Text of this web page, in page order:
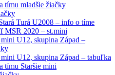
tímu mladšie žiačky
Turá U2008 – info o tíme
MSR 2020 – st.mini
mini U12, skupina Západ –
mini U12, skupina Západ – tabuľka
tímu Staršie mini